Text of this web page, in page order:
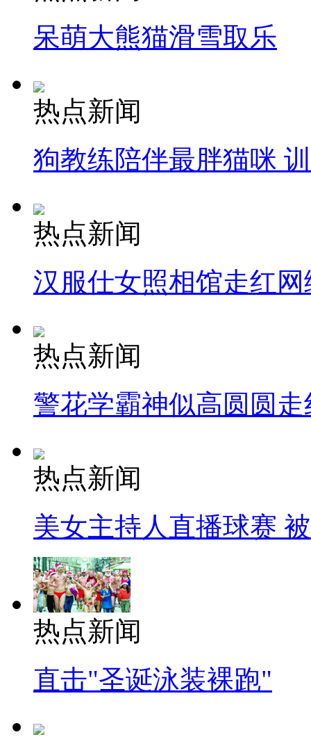
呆萌大熊猫滑雪取乐
热点新闻
狗教练陪伴最胖猫咪
热点新闻
汉服仕女照相馆走红网
热点新闻
警花学霸神似高圆圆走
热点新闻
美女主持人直播球赛
热点新闻
直击"圣诞泳装裸跑"